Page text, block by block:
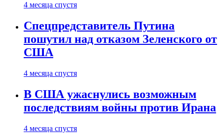
4 месяца спустя
Спецпредставитель Путина
пошутил над отказом Зеленского от
США
4 месяца спустя
В США ужаснулись возможным
последствиям войны против Ирана
4 месяца спустя